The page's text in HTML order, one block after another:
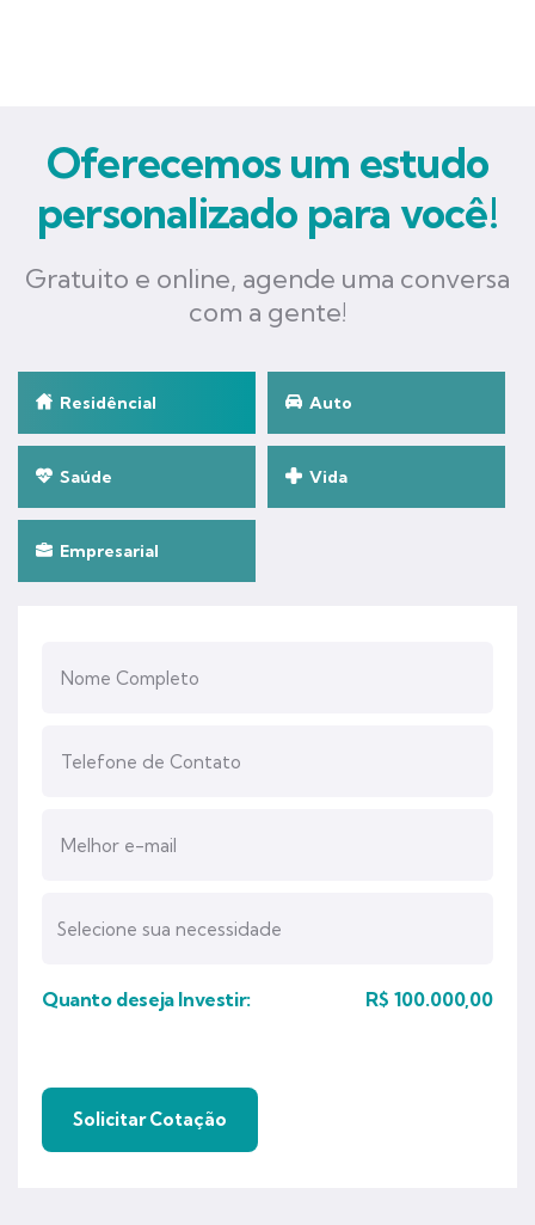
Oferecemos um estudo
personalizado para você!
Gratuito e online, agende uma conversa
com a gente!
Residêncial Auto
Saúde Vida
Empresarial
Quanto deseja Investir: R$ 100.000,00